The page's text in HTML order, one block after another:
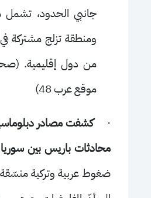
جانبي الحدود، تشمل
ومنطقة تزلج مشتركة
من دول إقليمية.
موقع عرب 48)
·كشفت مصادر
محادثات باريس بين
ضغوط عربية وتركية